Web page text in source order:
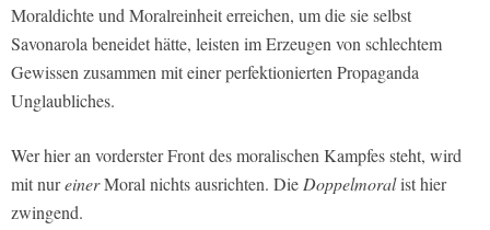
Moraldichte und Moralreinheit erreichen, um die sie selbst
Savonarola beneidet hätte, leisten im Erzeugen von schlechtem
Gewissen zusammen mit einer perfektionierten Propaganda
Unglaubliches.
Wer hier an vorderster Front des moralischen Kampfes steht, wird
mit nureinerMoral nichts ausrichten. DieDoppelmoralist hier
zwingend.